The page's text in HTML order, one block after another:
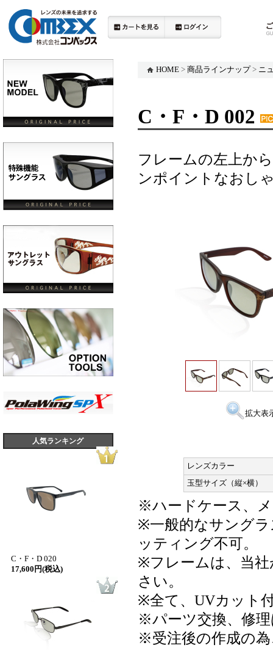
人気ランキング
C・F・D 020
17,600円(税込)
HOME> 商品ラインナップ> ニ
C・F・D 002
フレームの左上か
ンポイントなおし
拡大表
レンズカラー
玉型サイズ（縦×横）
※ハードケース、
※一般的なサング
ッティング不可。
※フレームは、当
さい。
※全て、UVカット
※パーツ交換、修理
※受注後の作成の為